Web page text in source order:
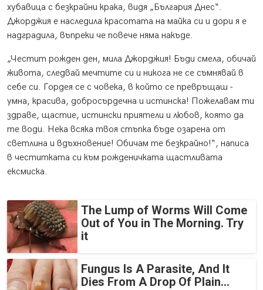
хубавица с безкрайни крака, видя „България Днес“.
Джорджия е наследила красотата на майка си и дори я е
надградила, въпреки че повече няма накъде.
„Честит рожден ден, мила Джорджия! Бъди смела, обичай
живота, следвай мечтите си и никога не се съмнявай в
себе си. Гордея се с човека, в който се превръщаш -
умна, красива, добросърдечна и истинска! Пожелавам ти
здраве, щастие, истински приятели и любов, която да
те води. Нека всяка твоя стъпка бъде озарена от
светлина и вдъхновение! Обичам те безкрайно!“, написа
в честитката си към рожденичката щастливата
ексмиска.
The Lump of Worms Will Come
Out of You in The Morning. Try
it
Fungus Is A Parasite, And It
Dies From A Drop Of Plain...